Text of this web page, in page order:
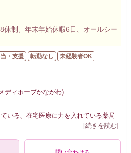
制、年末年始休暇6日、オールシー
・支援 転勤なし
未経験者OK
ディホープかながわ)
いる、在宅医療に力を入れている薬局
[続きを読む]